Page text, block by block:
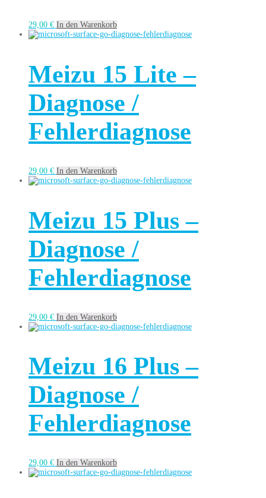
29,00 € In den Warenkorb
Meizu 15 Lite –
Diagnose /
Fehlerdiagnose
29,00 € In den Warenkorb
Meizu 15 Plus –
Diagnose /
Fehlerdiagnose
29,00 € In den Warenkorb
Meizu 16 Plus –
Diagnose /
Fehlerdiagnose
29,00 € In den Warenkorb